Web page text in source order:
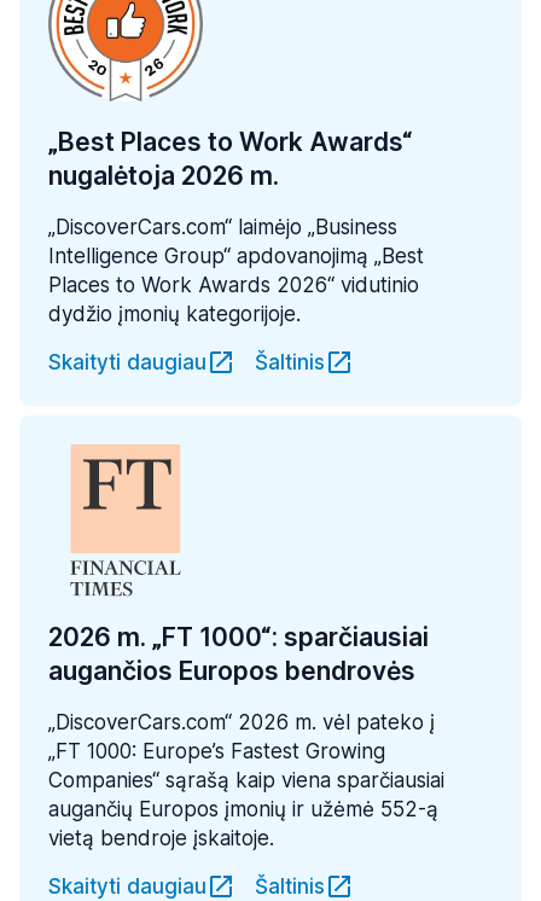
„Best Places to Work Awards“
nugalėtoja 2026 m.
„DiscoverCars.com“ laimėjo „Business
Intelligence Group“ apdovanojimą „Best
Places to Work Awards 2026“ vidutinio
dydžio įmonių kategorijoje.
Skaityti daugiau
Šaltinis
2026 m. „FT 1000“: sparčiausiai
augančios Europos bendrovės
„DiscoverCars.com“ 2026 m. vėl pateko į
„FT 1000: Europe’s Fastest Growing
Companies“ sąrašą kaip viena sparčiausiai
augančių Europos įmonių ir užėmė 552-ą
vietą bendroje įskaitoje.
Skaityti daugiau
Šaltinis